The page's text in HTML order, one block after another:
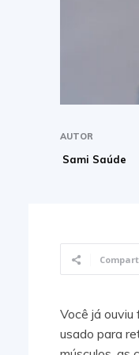
AUTOR
Sami Saúde
Você já
usado para